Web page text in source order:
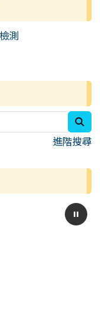
進階搜尋